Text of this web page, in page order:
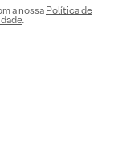
a nossa Política de
.